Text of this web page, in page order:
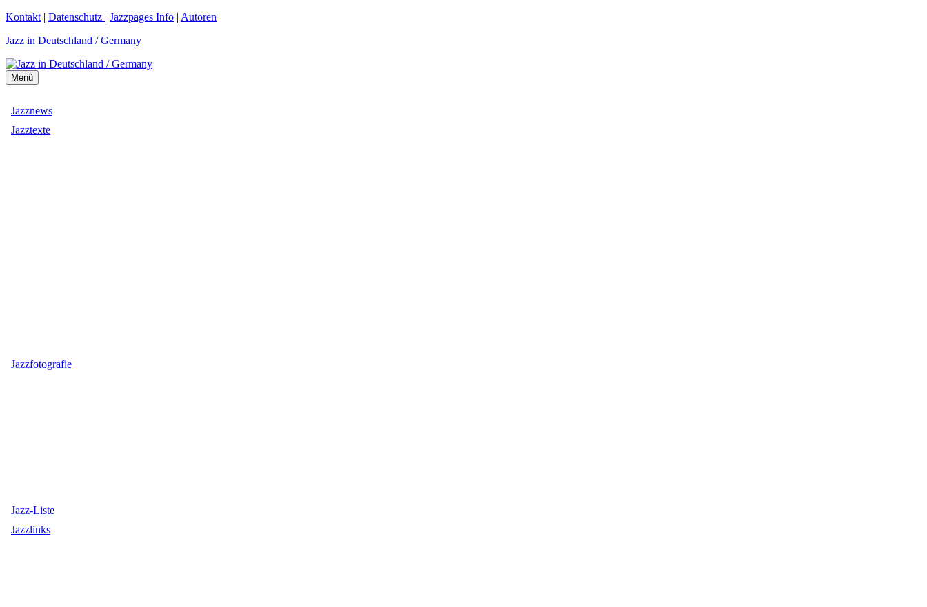
Zum
springen
Kontakt | Datenschutz | Jazzpages Info | Autoren
Jazz in Deutschland / Germany
Menü
Jazznews
Jazztexte
Jazzfotografie
Jazz-Liste
Jazzlinks